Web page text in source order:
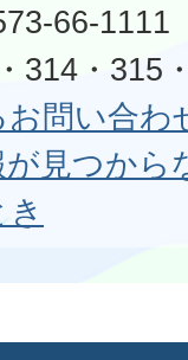
66-1111
314・315
お問い合わ
見つから